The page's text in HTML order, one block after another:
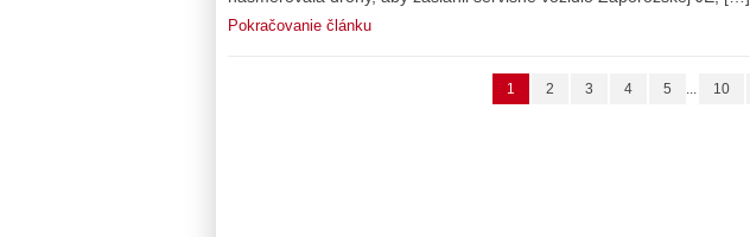
Pokračovanie článku
1 2 3 4 5 ... 10